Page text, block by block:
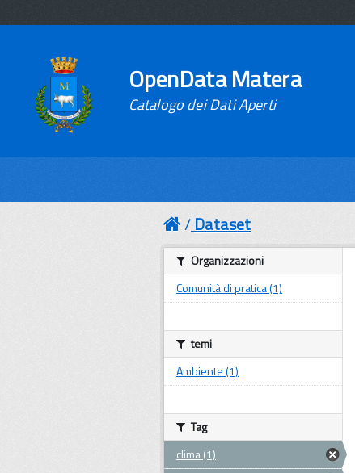
OpenData Matera
Catalogo dei Dati Aperti
Dataset
Organizzazioni
Comunità di pratica (1)
temi
Ambiente (1)
Tag
clima (1)